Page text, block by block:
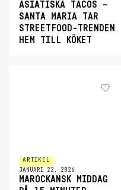
ASIATISKA TACOS –
SANTA MARIA TAR
STREETFOOD-TRENDEN
HEM TILL KÖKET
ARTIKEL
JANUARI 22, 2026
MAROCKANSK MIDDAG